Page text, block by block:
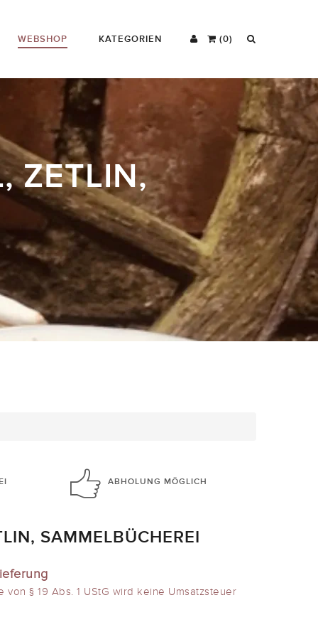
(0)
WEBSHOP KATEGORIEN
ZETLIN,
ABHOLUNG MÖGLICH
SAMMELBÜCHEREI
von § 19 Abs. 1 UStG wird keine Umsatzsteuer